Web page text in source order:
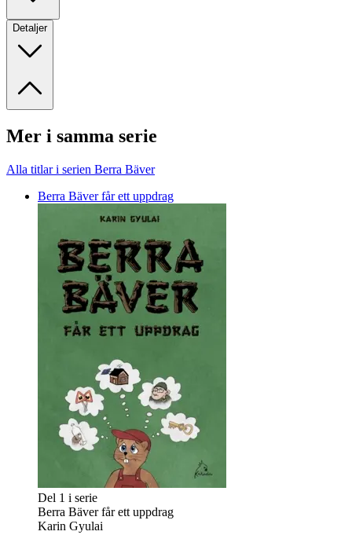
Detaljer
Mer i samma serie
Alla titlar i serien Berra Bäver
Berra Bäver får ett uppdrag
Del 1 i serie
Berra Bäver får ett uppdrag
Karin Gyulai